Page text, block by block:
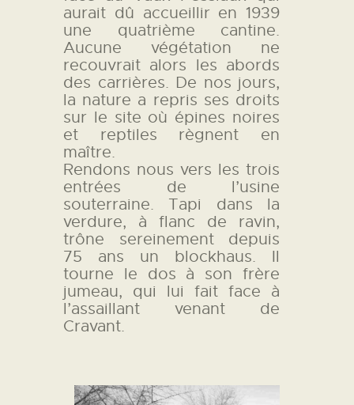
L’ATELIER DE L’AIR
LA SNCAC
PROJET ATELIER DE
L’AIR 606
LA PISTE D’ENVOL
aurait dû accueillir en 1939
une quatrième cantine.
Aucune végétation ne
recouvrait alors les abords
des carrières. De nos jours,
la nature a repris ses droits
sur le site où épines noires
et reptiles règnent en
maître.
Rendons nous vers les trois
entrées de l’usine
souterraine. Tapi dans la
verdure, à flanc de ravin,
trône sereinement depuis
75 ans un blockhaus. Il
tourne le dos à son frère
jumeau, qui lui fait face à
l’assaillant venant de
Cravant.